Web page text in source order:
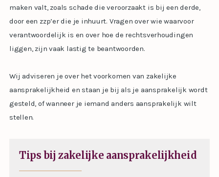
maken valt, zoals schade die veroorzaakt is bij een derde,
door een zzp’er die je inhuurt. Vragen over wie waarvoor
verantwoordelijk is en over hoe de rechtsverhoudingen
liggen, zijn vaak lastig te beantwoorden.
Wij adviseren je over het voorkomen van zakelijke
aansprakelijkheid en staan je bij als je aansprakelijk wordt
gesteld, of wanneer je iemand anders aansprakelijk wilt
stellen.
Tips bij zakelijke aansprakelijkheid